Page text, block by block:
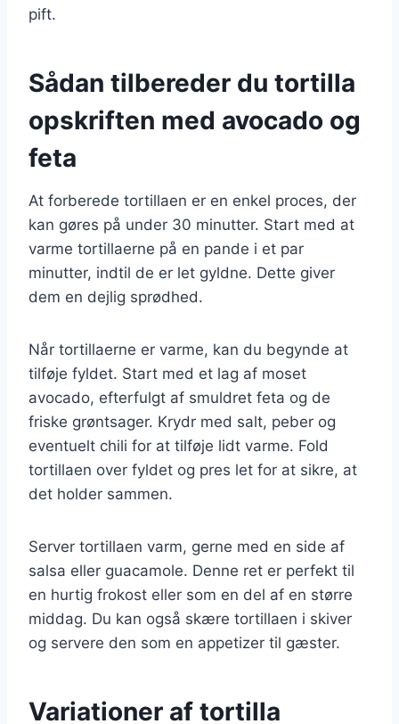
pift.
Sådan tilbereder du tortilla
opskriften med avocado og
feta
At forberede tortillaen er en enkel proces, der
kan gøres på under 30 minutter. Start med at
varme tortillaerne på en pande i et par
minutter, indtil de er let gyldne. Dette giver
dem en dejlig sprødhed.
Når tortillaerne er varme, kan du begynde at
tilføje fyldet. Start med et lag af moset
avocado, efterfulgt af smuldret feta og de
friske grøntsager. Krydr med salt, peber og
eventuelt chili for at tilføje lidt varme. Fold
tortillaen over fyldet og pres let for at sikre, at
det holder sammen.
Server tortillaen varm, gerne med en side af
salsa eller guacamole. Denne ret er perfekt til
en hurtig frokost eller som en del af en større
middag. Du kan også skære tortillaen i skiver
og servere den som en appetizer til gæster.
Variationer af tortilla